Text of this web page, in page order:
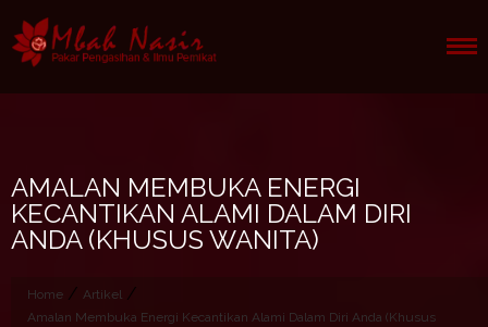
to
content
AMALAN MEMBUKA ENERGI
KECANTIKAN ALAMI DALAM DIRI
ANDA (KHUSUS WANITA)
Home / Artikel /
Amalan Membuka Energi Kecantikan Alami Dalam Diri Anda (Khusus